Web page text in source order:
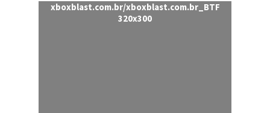
xboxblast.com.br/xboxblast.com.br_BTF
320x300